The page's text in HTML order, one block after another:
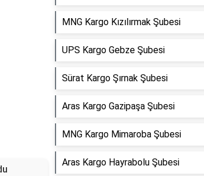
MNG Kargo Kızılırmak Şubesi
UPS Kargo Gebze Şubesi
Sürat Kargo Şırnak Şubesi
Aras Kargo Gazipaşa Şubesi
MNG Kargo Mimaroba Şubesi
Aras Kargo Hayrabolu Şubesi